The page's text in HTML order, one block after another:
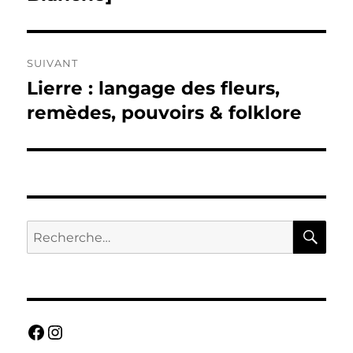
SUIVANT
Publication
suivante :
Lierre : langage des fleurs,
remèdes, pouvoirs & folklore
Recherche
pour :
Facebook
Instagram